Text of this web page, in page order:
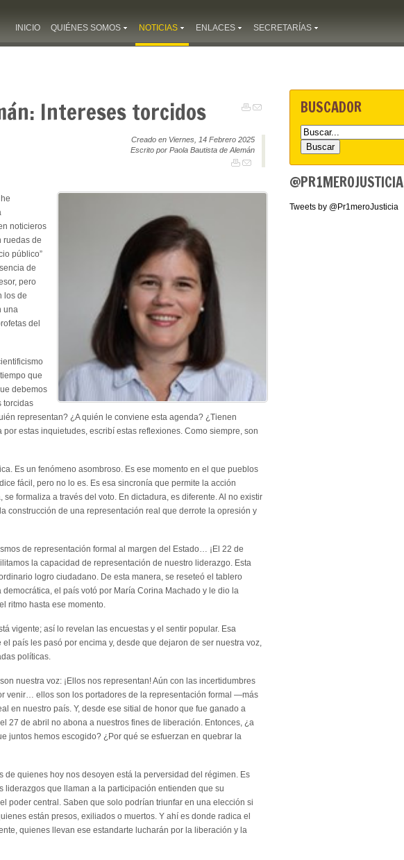
INICIO QUIÉNES SOMOS NOTICIAS ENLACES SECRETARÍAS
Intereses torcidos
Creado en Viernes, 14 Febrero 2025
Escrito por Paola Bautista de Alemán
noticieros
ruedas de
público”
de
pero
los de
una
del
que
debemos
torcidas
representan? ¿A quién le conviene esta agenda? ¿Tienen
estas inquietudes, escribí estas reflexiones. Como siempre, son
Es un fenómeno asombroso. Es ese momento en el que pueblos
fácil, pero no lo es. Es esa sincronía que permite la acción
formaliza a través del voto. En dictadura, es diferente. Al no existir
construcción de una representación real que derrote la opresión y
de representación formal al margen del Estado… ¡El 22 de
la capacidad de representación de nuestro liderazgo. Esta
logro ciudadano. De esta manera, se reseteó el tablero
el país votó por María Corina Machado y le dio la
ritmo hasta ese momento.
vigente; así lo revelan las encuestas y el sentir popular. Esa
país les pasó por encima y, desde que dejaron de ser nuestra voz,
políticas.
nuestra voz: ¡Ellos nos representan! Aún con las incertidumbres
venir… ellos son los portadores de la representación formal —más
en nuestro país. Y, desde ese sitial de honor que fue ganado a
27 de abril no abona a nuestros fines de liberación. Entonces, ¿a
juntos hemos escogido? ¿Por qué se esfuerzan en quebrar la
quienes hoy nos desoyen está la perversidad del régimen. Es
liderazgos que llaman a la participación entienden que su
poder central. Saben que solo podrían triunfar en una elección si
están presos, exiliados o muertos. Y ahí es donde radica el
quienes llevan ese estandarte lucharán por la liberación y la
BUSCADOR
@PR1MEROJUSTICIA
Tweets by @Pr1meroJusticia